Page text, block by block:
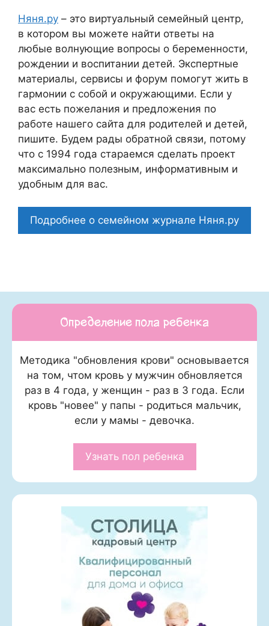
Няня.ру – это виртуальный семейный центр,
в котором вы можете найти ответы на
любые волнующие вопросы о беременности,
рождении и воспитании детей. Экспертные
материалы, сервисы и форум помогут жить в
гармонии с собой и окружающими. Если у
вас есть пожелания и предложения по
работе нашего сайта для родителей и детей,
пишите. Будем рады обратной связи, потому
что c 1994 года стараемся сделать проект
максимально полезным, информативным и
удобным для вас.
Подробнее о семейном журнале Няня.ру
Определение пола ребенка
Методика "обновления крови" основывается
на том, чтом кровь у мужчин обновляется
раз в 4 года, у женщин - раз в 3 года. Если
кровь "новее" у папы - родиться мальчик,
если у мамы - девочка.
Узнать пол ребенка